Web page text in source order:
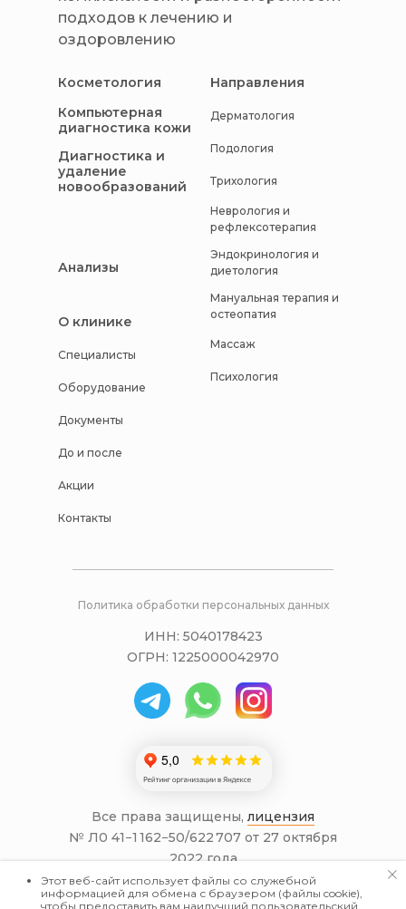
Все права защищены, лицензия
№ Л0 41−1 162−50/622 707 от 27 октября
2022 года
Информация на сайте не является
публичной офертой.
Анализы
Компьютерная
диагностика кожи
Дерматология
Подология
Трихология
Неврология и
рефлексотерапия
Эндокринология и
диетология
Мануальная терапия и
остеопатия
Массаж
Психология
О клинике
Специалисты
Оборудование
Документы
До и после
Акции
Политика обработки персональных данных
Косметология Направления
Контакты
подходов к лечению и
оздоровлению
ИНН: 5040178423
ОГРН: 1225000042970
Диагностика и
удаление
новообразований
Этот веб-сайт использует файлы со служебной
информацией для обмена с браузером (файлы cookie),
чтобы предоставить вам наилучший пользовательский